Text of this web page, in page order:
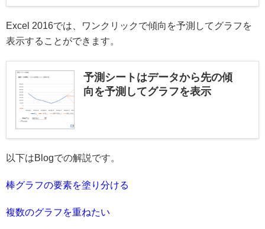
Excel 2016では、ワンクリックで傾向を予測してグラフを
表示することができます。
予測シートはデータから先の傾
向を予測してグラフを表示
以下はBlogでの解説です。
棒グラフの要素を塗り分ける
複数のグラフを重ねたい